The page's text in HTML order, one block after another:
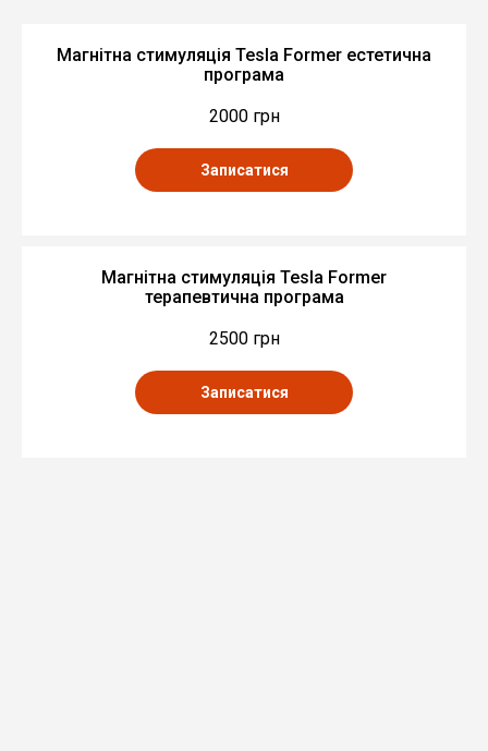
Магнітна стимуляція Tesla Former естетична
програма
2000 грн
Записатися
Магнітна стимуляція Tesla Former
терапевтична програма
2500 грн
Записатися